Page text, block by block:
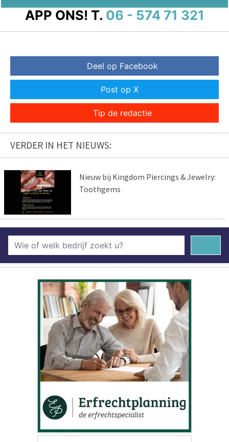
APP ONS! T. 06 - 574 71 321
Deel op Facebook
Post op X
Tip de redactie
VERDER IN HET NIEUWS:
Nieuw bij Kingdom Piercings & Jewelry:
Toothgems